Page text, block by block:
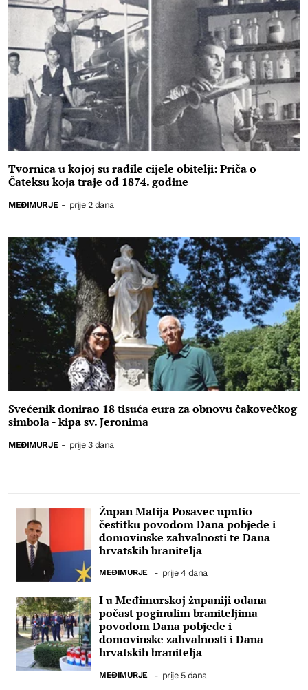
Tvornica u kojoj su radile cijele obitelji: Priča o
Čateksu koja traje od 1874. godine
MEĐIMURJE - prije 2 dana
Svećenik donirao 18 tisuća eura za obnovu čakovečkog
simbola - kipa sv. Jeronima
MEĐIMURJE - prije 3 dana
Župan Matija Posavec uputio
čestitku povodom Dana pobjede i
domovinske zahvalnosti te Dana
hrvatskih branitelja
MEĐIMURJE - prije 4 dana
I u Međimurskoj županiji odana
počast poginulim braniteljima
povodom Dana pobjede i
domovinske zahvalnosti i Dana
hrvatskih branitelja
MEĐIMURJE - prije 5 dana